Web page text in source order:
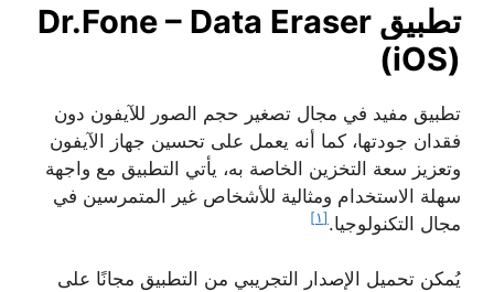
تطبيق Dr.Fone – Data Eraser
(iOS)
تطبيق مفيد في مجال تصغير حجم الصور للآيفون دون
فقدان جودتها، كما أنه يعمل على تحسين جهاز الآيفون
وتعزيز سعة التخزين الخاصة به، يأتي التطبيق مع واجهة
سهلة الاستخدام ومثالية للأشخاص غير المتمرسين في
مجال التكنولوجيا. [١]
يُمكن تحميل الإصدار التجريبي من التطبيق مجانًا على